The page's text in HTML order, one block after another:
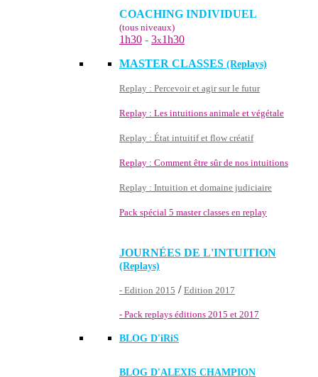
COACHING INDIVIDUEL
(tous niveaux)
1h30 - 3x1h30
MASTER CLASSES (Replays)
Replay : Percevoir et agir sur le futur
Replay : Les intuitions animale et végétale
Replay : État intuitif et flow créatif
Replay : Comment être sûr de nos intuitions
Replay : Intuition et domaine judiciaire
Pack spécial 5 master classes en replay
JOURNÉES DE L'INTUITION
(Replays)
- Edition 2015 / Edition 2017
- Pack replays éditions 2015 et 2017
BLOG D'iRiS
BLOG D'ALEXIS CHAMPION